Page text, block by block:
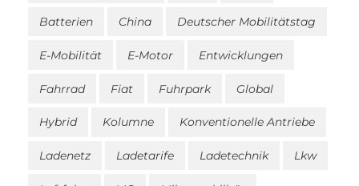
Batterien China Deutscher Mobilitätstag
E-Mobilität E-Motor Entwicklungen
Fahrrad Fiat Fuhrpark Global
Hybrid Kolumne Konventionelle Antriebe
Ladenetz Ladetarife Ladetechnik Lkw